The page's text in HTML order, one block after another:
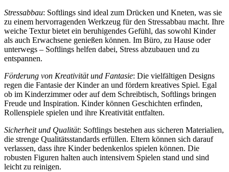
Stressabbau: Softlings sind ideal zum Drücken und Kneten, was sie
zu einem hervorragenden Werkzeug für den Stressabbau macht. Ihre
weiche Textur bietet ein beruhigendes Gefühl, das sowohl Kinder
als auch Erwachsene genießen können. Im Büro, zu Hause oder
unterwegs – Softlings helfen dabei, Stress abzubauen und zu
entspannen.
Förderung von Kreativität und Fantasie: Die vielfältigen Designs
regen die Fantasie der Kinder an und fördern kreatives Spiel. Egal
ob im Kinderzimmer oder auf dem Schreibtisch, Softlings bringen
Freude und Inspiration. Kinder können Geschichten erfinden,
Rollenspiele spielen und ihre Kreativität entfalten.
Sicherheit und Qualität: Softlings bestehen aus sicheren Materialien,
die strenge Qualitätsstandards erfüllen. Eltern können sich darauf
verlassen, dass ihre Kinder bedenkenlos spielen können. Die
robusten Figuren halten auch intensivem Spielen stand und sind
leicht zu reinigen.